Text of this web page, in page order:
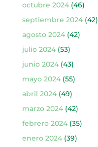
octubre 2024(46)
septiembre 2024(42)
agosto 2024(42)
julio 2024(53)
junio 2024(43)
mayo 2024(55)
abril 2024(49)
marzo 2024(42)
febrero 2024(35)
enero 2024(39)